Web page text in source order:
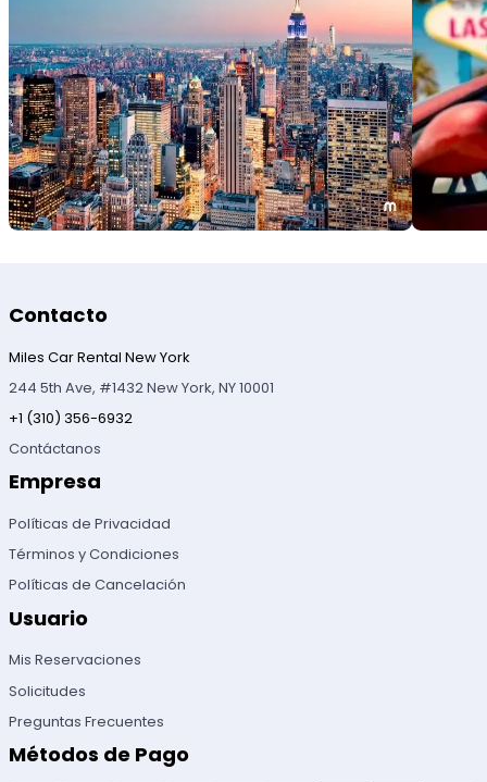
Contacto
Miles Car Rental New York
244 5th Ave, #1432 New York, NY 10001
+1 (310) 356-6932
Contáctanos
Empresa
Políticas de Privacidad
Términos y Condiciones
Políticas de Cancelación
Usuario
Mis Reservaciones
Solicitudes
Preguntas Frecuentes
Métodos de Pago